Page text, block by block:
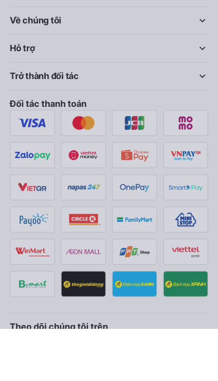
keyboard_arrow_down
Về chúng tôi
keyboard_arrow_down
Hỗ trợ
keyboard_arrow_down
Trở thành đối tác
Đối tác thanh toán
Theo dõi chúng tôi trên